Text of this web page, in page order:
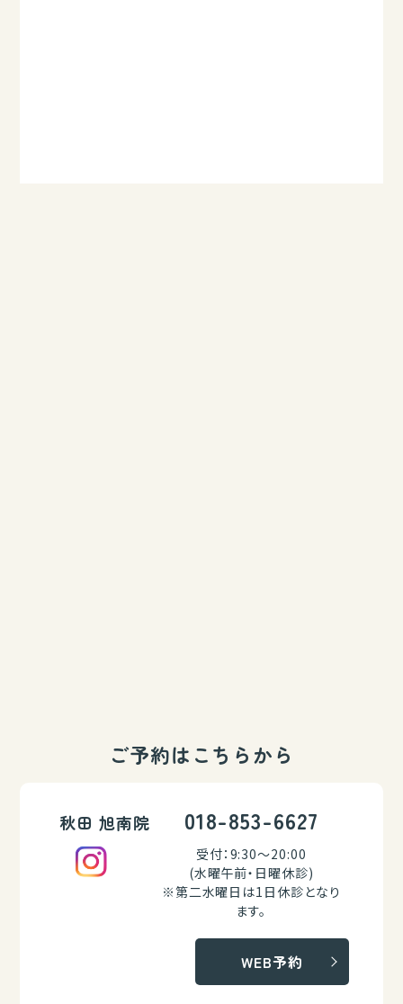
ご予約はこちらから
秋田 旭南院 018-853-6627
受付：9:30～20:00
(水曜午前・日曜休診)
※第二水曜日は1日休診となり
ます。
WEB予約